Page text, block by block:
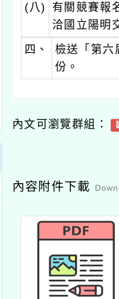
(八)
有關競賽報
洽國立陽明
四、
檢送「第六
份。
內文可瀏覽群組：
內容附件下載